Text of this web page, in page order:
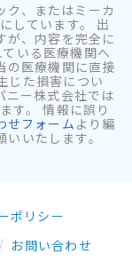
ク、またはミーカ
しています。 出
が、内容を完全に
いる医療機関へ
の医療機関に直接
じた損害につい
ニー株式会社では
す。 情報に誤り
せフォーム より編
いたします。
ポリシー
お問い合わせ